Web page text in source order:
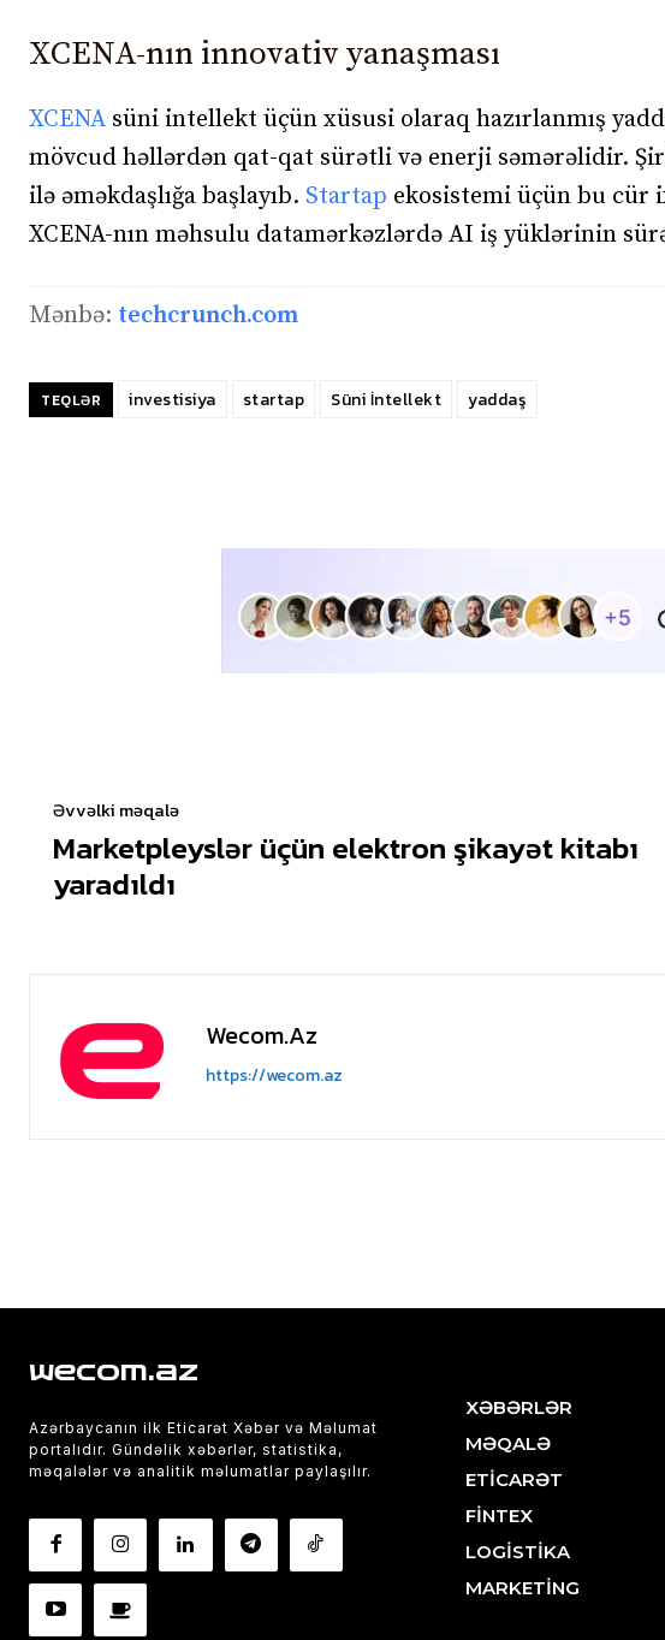
XCENA-nın innovativ yanaşması
XCENA süni intellekt üçün xüsusi olaraq hazırlanmış
mövcud həllərdən qat-qat sürətli və enerji səmərəlidir.
ilə əməkdaşlığa başlayıb. Startap ekosistemi üçün bu cür
XCENA-nın məhsulu datamərkəzlərdə AI iş yüklərinin
Mənbə: techcrunch.com
TEQLƏR investisiya startap Süni İntellekt yaddaş
Əvvəlki məqalə
Marketpleyslər üçün elektron şikayət kitabı
yaradıldı
Wecom.az
https://wecom.az
wecom.az
Azərbaycanın ilk Eticarət Xəbər və Məlumat
portalıdır. Gündəlik xəbərlər, statistika,
məqalələr və analitik məlumatlar paylaşılır.
XƏBƏRLƏR
MƏQALƏ
ETİCARƏT
FİNTEX
LOGİSTİKA
MARKETİNG